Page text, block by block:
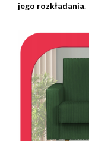
jego rozkładania.